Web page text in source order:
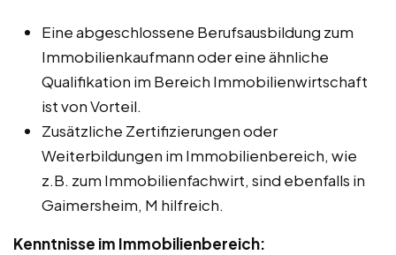
Eine abgeschlossene Berufsausbildung zum
Immobilienkaufmann oder eine ähnliche
Qualifikation im Bereich Immobilienwirtschaft
ist von Vorteil.
Zusätzliche Zertifizierungen oder
Weiterbildungen im Immobilienbereich, wie
z.B. zum Immobilienfachwirt, sind ebenfalls in
Gaimersheim, M hilfreich.
Kenntnisse im Immobilienbereich: